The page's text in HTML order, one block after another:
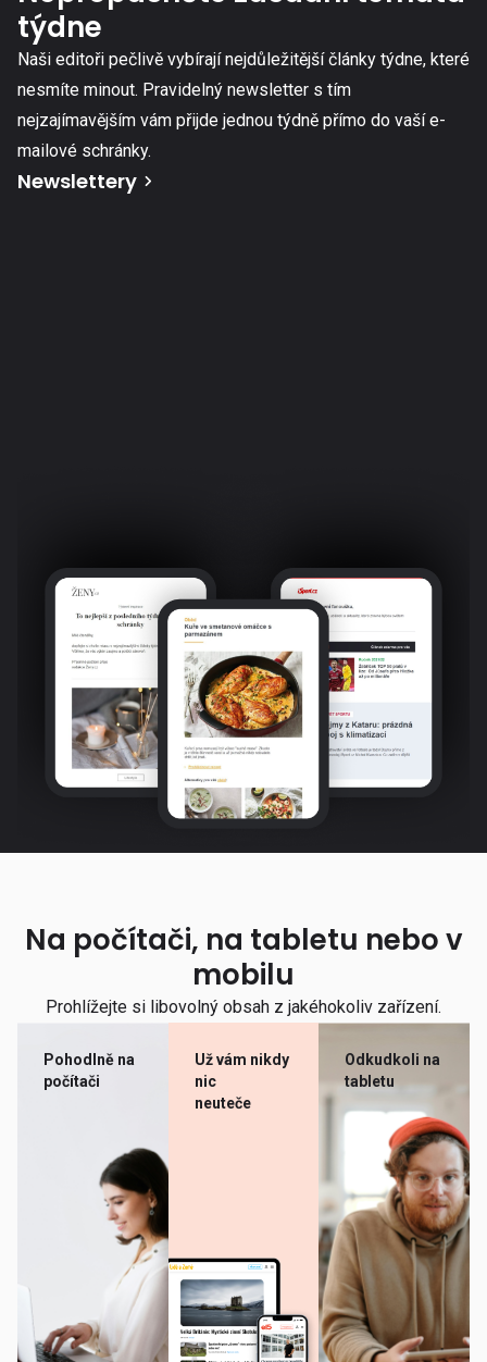
týdne
Naši editoři pečlivě vybírají nejdůležitější články týdne, které
nesmíte minout. Pravidelný newsletter s tím
nejzajímavějším vám přijde jednou týdně přímo do vaší e-
mailové schránky.
Newslettery
Na počítači, na tabletu nebo v
mobilu
Prohlížejte si libovolný obsah z jakéhokoliv zařízení.
Pohodlně na
počítači
Už vám nikdy
nic
neuteče
Odkudkoli na
tabletu